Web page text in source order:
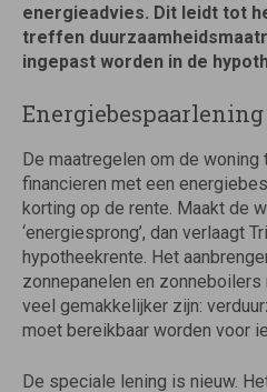
energieadvies. Dit leidt tot
treffen
ingepast worden in de
Energiebespaarlening
De maatregelen om de woning
financieren met een
korting op de rente. Maakt de
‘energiesprong’, dan verlaagt
hypotheekrente. Het
zonnepanelen en
veel gemakkelijker zijn:
moet bereikbaar worden voor
De speciale lening is nieuw.